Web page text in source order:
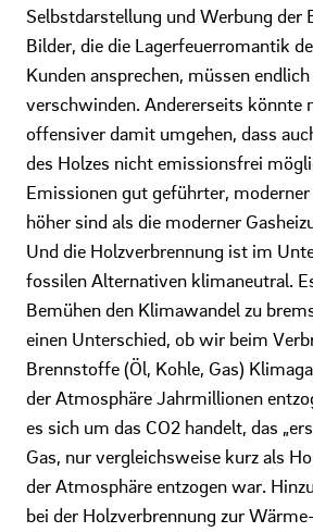
Selbstdarstellung und Werbung der
Bilder, die die Lagerfeuerromantik
Kunden ansprechen, müssen
verschwinden. Andererseits könnte
offensiver damit umgehen, dass
des Holzes nicht emissionsfrei
Emissionen gut geführter,
höher sind als die moderner
Und die Holzverbrennung ist im
fossilen Alternativen klimaneutral.
Bemühen den Klimawandel zu
einen Unterschied, ob wir beim
Brennstoffe (Öl, Kohle, Gas)
der Atmosphäre Jahrmillionen
es sich um das CO2 handelt, das
Gas, nur vergleichsweise kurz als
der Atmosphäre entzogen war.
bei der Holzverbrennung zur